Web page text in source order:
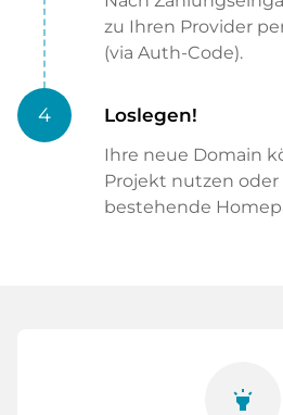
zu Ihren Provider
(via Auth-Code).
4 Loslegen!
Ihre neue Domain
Projekt nutzen oder
bestehende
highlight